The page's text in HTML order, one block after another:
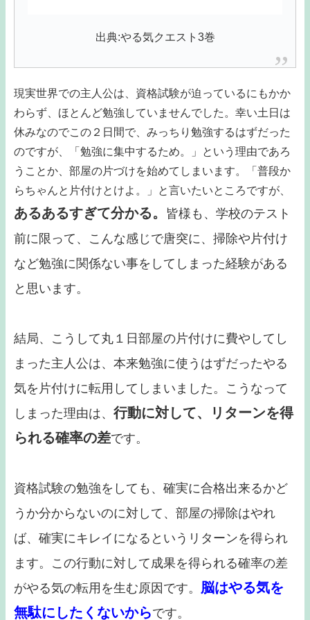
出典:やる気クエスト3巻
現実世界での主人公は、資格試験が迫っているにもかか
わらず、ほとんど勉強していませんでした。幸い土日は
休みなのでこの２日間で、みっちり勉強するはずだった
のですが、「勉強に集中するため。」という理由であろ
うことか、部屋の片づけを始めてしまいます。「普段か
らちゃんと片付けとけよ。」と言いたいところですが、
あるあるすぎて分かる。
皆様も、学校のテスト
前に限って、こんな感じで唐突に、掃除や片付け
など勉強に関係ない事をしてしまった経験がある
と思います。
結局、こうして丸１日部屋の片付けに費やしてし
まった主人公は、本来勉強に使うはずだったやる
気を片付けに転用してしまいました。こうなって
しまった理由は、 行動に対して、リターンを得
られる確率の差です。
資格試験の勉強をしても、確実に合格出来るかど
うか分からないのに対して、部屋の掃除はやれ
ば、確実にキレイになるというリターンを得られ
ます。この行動に対して成果を得られる確率の差
がやる気の転用を生む原因です。 脳はやる気を
無駄にしたくないからです。